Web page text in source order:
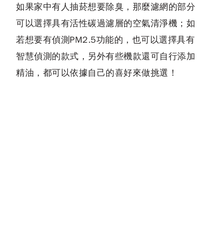
如果家中有人抽菸想要除臭，那麼濾網的部分
可以選擇具有活性碳過濾層的空氣清淨機；如
若想要有偵測PM2.5功能的，也可以選擇具有
智慧偵測的款式，另外有些機款還可自行添加
精油，都可以依據自己的喜好來做挑選！